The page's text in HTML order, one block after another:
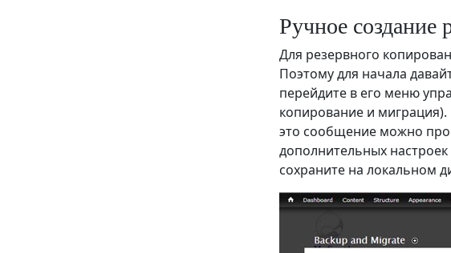
Ручное создание
Для резервного
Поэтому для начала
перейдите в его меню
копирование и
это сообщение можно
дополнительных
сохраните на локальном